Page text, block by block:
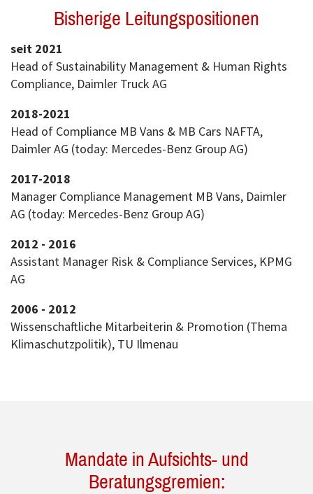
Bisherige Leitungspositionen
seit 2021
Head of Sustainability Management & Human Rights
Compliance, Daimler Truck AG
2018-2021
Head of Compliance MB Vans & MB Cars NAFTA,
Daimler AG (today: Mercedes-Benz Group AG)
2017-2018
Manager Compliance Management MB Vans, Daimler
AG (today: Mercedes-Benz Group AG)
2012 - 2016
Assistant Manager Risk & Compliance Services, KPMG
AG
2006 - 2012
Wissenschaftliche Mitarbeiterin & Promotion (Thema
Klimaschutzpolitik), TU Ilmenau
Mandate in Aufsichts- und
Beratungsgremien: